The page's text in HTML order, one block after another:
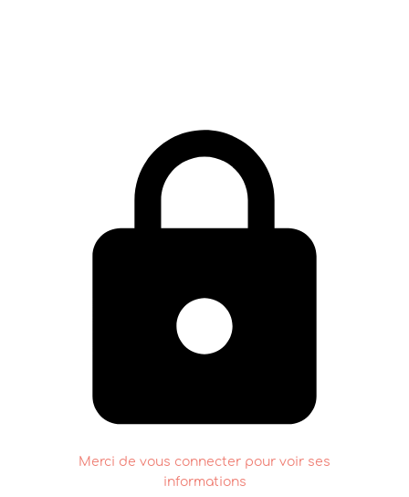
Merci de vous connecter pour voir ses
informations